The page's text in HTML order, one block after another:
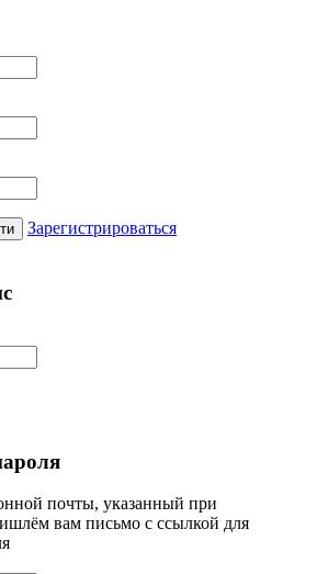
Зарегистрироваться
почты, указанный при
вам письмо с ссылкой для